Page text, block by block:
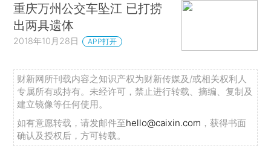
重庆万州公交车坠江 已打捞
出两具遗体
2018年10月28日 APP打开
财新网所刊载内容之知识产权为财新传媒及/或相关权利人
专属所有或持有。未经许可，禁止进行转载、摘编、复制及
建立镜像等任何使用。
如有意愿转载，请发邮件至hello@caixin.com ，获得书面
确认及授权后，方可转载。